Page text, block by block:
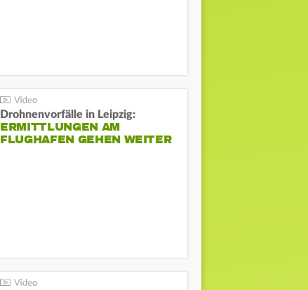
Drohnenvorfälle in Leipzig:
ERMITTLUNGEN AM
FLUGHAFEN GEHEN WEITER